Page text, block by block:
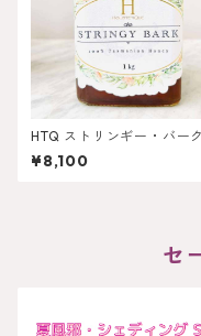
HTQ ストリンギー・バー
g
¥8,100
セ